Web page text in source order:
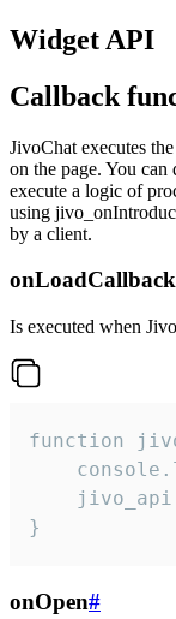
Widget API
Callback
JivoChat executes
on the page. You can
execute a logic of
using
by a client.
onLoadCallback
Is executed when
function
}
onOpen#